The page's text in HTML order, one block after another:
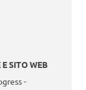
SITO WEB
-